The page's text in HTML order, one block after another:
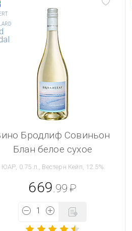
Бродлиф Совиньон
Блан белое сухое
ЮАР, 0.75 л., Вестерн Кейп, 12.5%
669 .99 ₽